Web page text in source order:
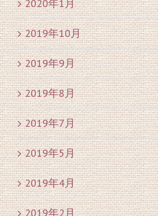
2020年1月
2019年10月
2019年9月
2019年8月
2019年7月
2019年5月
2019年4月
2019年2月